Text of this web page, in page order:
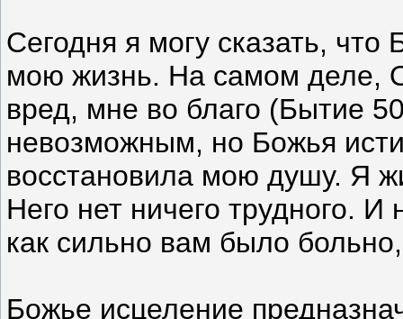
Сегодня я могу сказать, что
мою жизнь. На самом деле,
вред, мне во благо (Бытие
невозможным, но Божья
восстановила мою душу. Я
Него нет ничего трудного.
как сильно вам было
Божье исцеление